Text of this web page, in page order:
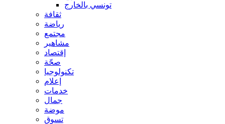
تونسي بالخارج
ثقافة
رياضة
مجتمع
مشاهير
إقتصاد
صحّة
تكنولوجيا
إعلام
خدمات
جمال
موضة
تسوق